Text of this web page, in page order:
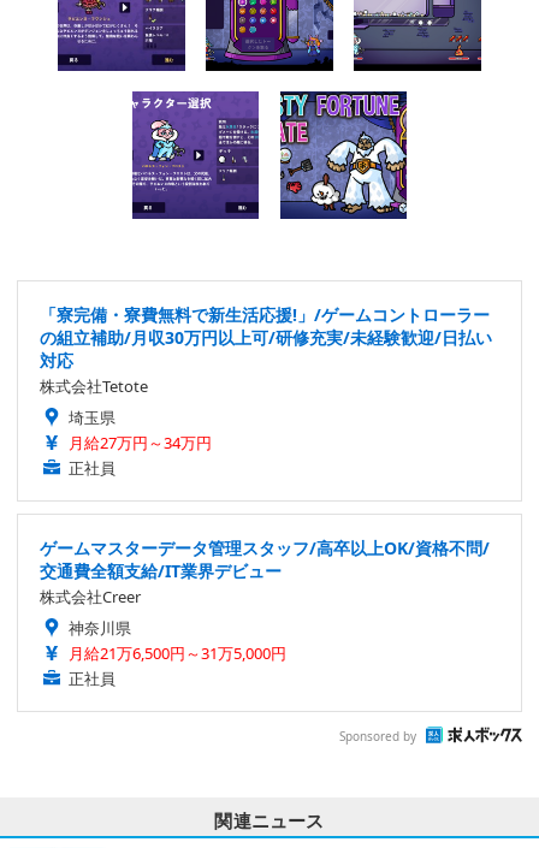
「寮完備・寮費無料で新生活応援!」/ゲームコントローラー
の組立補助/月収30万円以上可/研修充実/未経験歓迎/日払い
対応
株式会社Tetote
埼玉県
月給27万円～34万円
正社員
ゲームマスターデータ管理スタッフ/高卒以上OK/資格不問/
交通費全額支給/IT業界デビュー
株式会社Creer
神奈川県
月給21万6,500円～31万5,000円
正社員
Sponsored by
関連ニュース